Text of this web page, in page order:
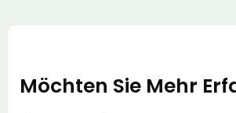
Möchten Sie Mehr